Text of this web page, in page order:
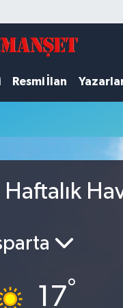
Resmi İlan
Haftalık
17°